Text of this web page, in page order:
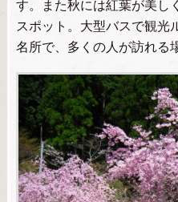
す。また秋には紅葉が美し
スポット。大型バスで観光
名所で、多くの人が訪れる